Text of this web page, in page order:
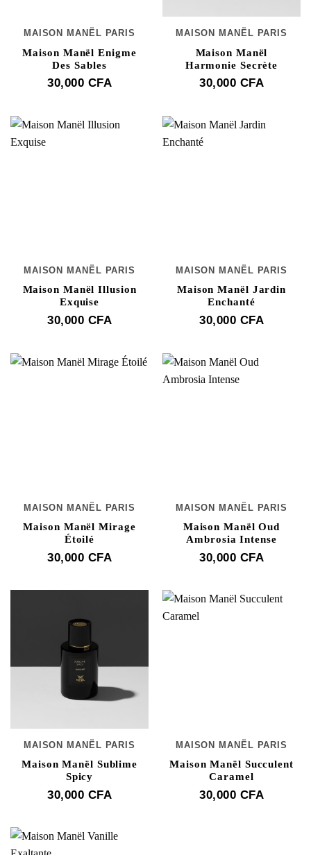
MAISON MANËL PARIS
Maison Manël Enigme
Des Sables
30,000 CFA
MAISON MANËL PARIS
Maison Manël
Harmonie Secrète
30,000 CFA
MAISON MANËL PARIS
Maison Manël Illusion
Exquise
30,000 CFA
MAISON MANËL PARIS
Maison Manël Jardin
Enchanté
30,000 CFA
MAISON MANËL PARIS
Maison Manël Mirage
Étoilé
30,000 CFA
MAISON MANËL PARIS
Maison Manël Oud
Ambrosia Intense
30,000 CFA
MAISON MANËL PARIS
Maison Manël Sublime
Spicy
30,000 CFA
MAISON MANËL PARIS
Maison Manël Succulent
Caramel
30,000 CFA